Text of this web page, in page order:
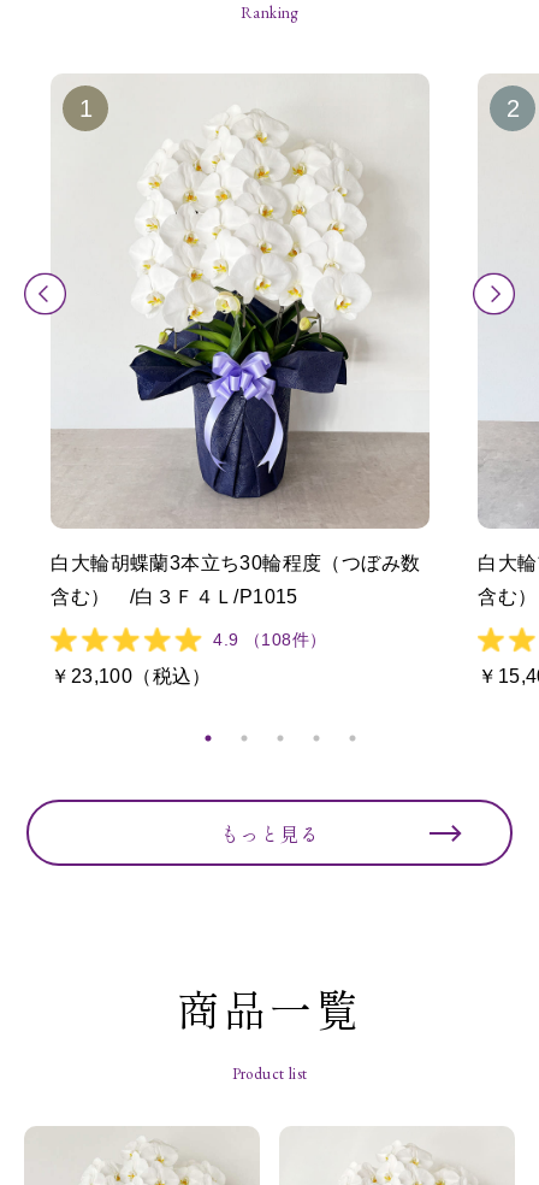
Ranking
白大輪胡蝶蘭3本立ち30輪程度（つぼみ数
含む） /白３Ｆ４Ｌ/P1015
4.9 （108件）
￥23,100（税込）
白大
含む
￥
もっと見る
商品一覧
Product list